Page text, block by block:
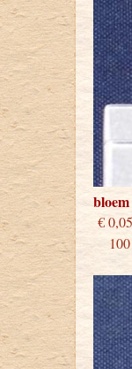
100